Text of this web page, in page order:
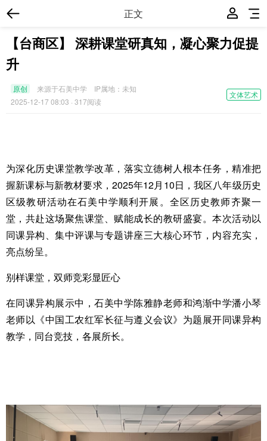
正文
【台商区】 深耕课堂研真知，凝心聚力促提
升
文体艺术
原创 来源于石美中学 IP属地： 未知
2025-12-17 08:03 · 317阅读
为深化历史课堂教学改革，落实立德树人根本任务，精准把
握新课标与新教材要求，2025年12月10日，我区八年级历史
区级教研活动在石美中学顺利开展。全区历史教师齐聚一
堂，共赴这场聚焦课堂、赋能成长的教研盛宴。本次活动以
同课异构、集中评课与专题讲座三大核心环节，内容充实，
亮点纷呈。
别样课堂，双师竞彩显匠心
在同课异构展示中，石美中学陈雅静老师和鸿渐中学潘小琴
老师以《中国工农红军长征与遵义会议》为题展开同课异构
教学，同台竞技，各展所长。